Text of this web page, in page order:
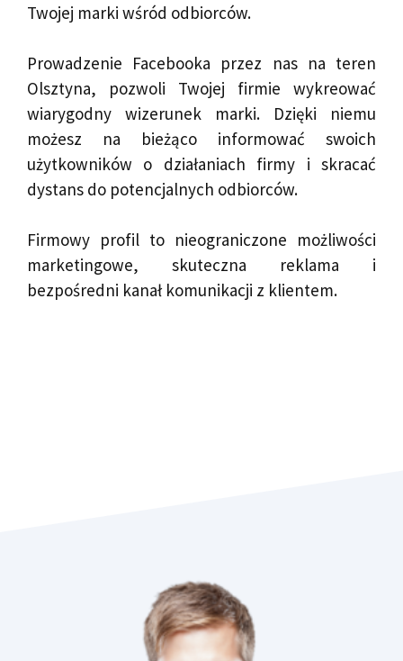
Twojej marki wśród odbiorców.
Prowadzenie Facebooka przez nas na teren
Olsztyna, pozwoli Twojej firmie wykreować
wiarygodny wizerunek marki. Dzięki niemu
możesz na bieżąco informować swoich
użytkowników o działaniach firmy i skracać
dystans do potencjalnych odbiorców.
Firmowy profil to nieograniczone możliwości
marketingowe, skuteczna reklama i
bezpośredni kanał komunikacji z klientem.